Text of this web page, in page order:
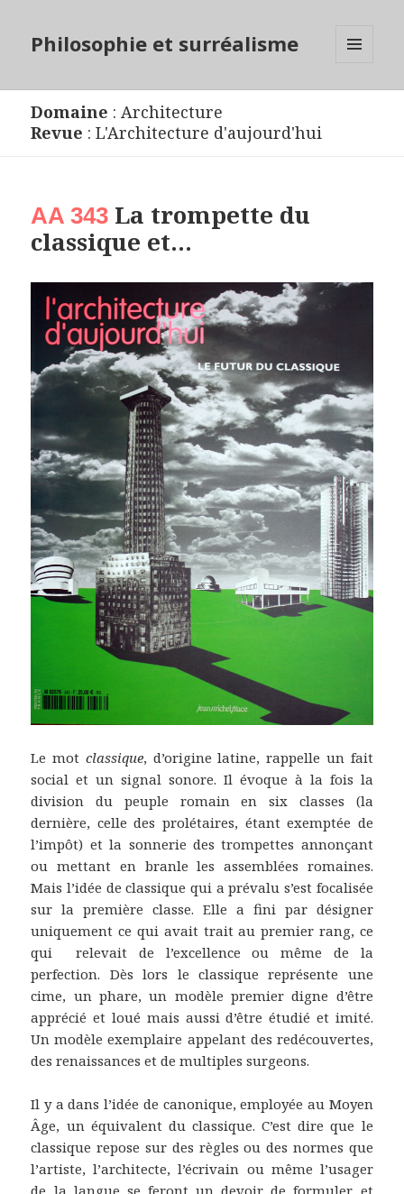
Philosophie et surréalisme
Domaine :Architecture
Revue :L'Architecture d'aujourd'hui
AA 343 La trompette du
classique et…
Le mot classique, d’origine latine, rappelle un fait
social et un signal sonore. Il évoque à la fois la
division du peuple romain en six classes (la
dernière, celle des prolétaires, étant exemptée de
l’impôt) et la sonnerie des trompettes annonçant
ou mettant en branle les assemblées romaines.
Mais l’idée de classique qui a prévalu s’est focalisée
sur la première classe. Elle a fini par désigner
uniquement ce qui avait trait au premier rang, ce
qui relevait de l’excellence ou même de la
perfection. Dès lors le classique représente une
cime, un phare, un modèle premier digne d’être
apprécié et loué mais aussi d’être étudié et imité.
Un modèle exemplaire appelant des redécouvertes,
des renaissances et de multiples surgeons.
Il y a dans l’idée de canonique, employée au Moyen
Âge, un équivalent du classique. C’est dire que le
classique repose sur des règles ou des normes que
l’artiste, l’architecte, l’écrivain ou même l’usager